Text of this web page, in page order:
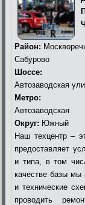
Район:
Сабурово
Шоссе:
Автозаводская
Метро:
Автозаводская
Округ: Южный
Наш техцентр –
предоставляет
и типа, в том
качестве базы мы
и технические
проводить